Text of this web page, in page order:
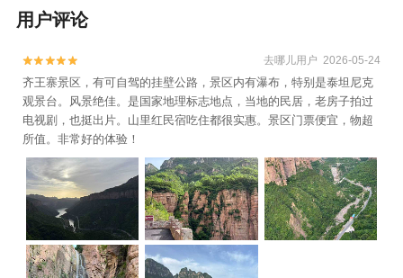
用户评论

 去哪儿用户 2026-05-24
齐王寨景区，有可自驾的挂壁公路，景区内有瀑布，特别是泰坦尼克
观景台。风景绝佳。是国家地理标志地点，当地的民居，老房子拍过
电视剧，也挺出片。山里红民宿吃住都很实惠。景区门票便宜，物超
所值。非常好的体验！